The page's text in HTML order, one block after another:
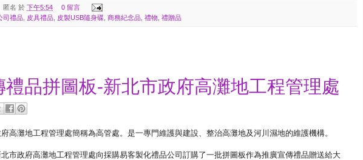
匿名 於 下午5:54
0 留言
司禮品 皮具禮品 皮製USB隨身碟 商務紀念品 禮物 禮贈品
禮品拼圖板-新北市政府高灘地工程管理處
高灘地工程管理處簡稱為高管處。是一專門維護與建設、整治高灘地及河川濕地的維護機構。
市政府高灘地工程管理處向採購易客製化禮品公司訂購了一批拼圖板作為推廣宣傳禮品贈送給大